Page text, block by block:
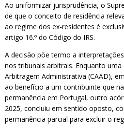
Ao uniformizar jurisprudência, o
de que o conceito de residência
ao regime dos ex-residentes é
artigo 16.º do Código do IRS.
A decisão põe termo a
nos tribunais arbitrais. Enquanto
Arbitragem Administrativa (CAAD),
ao benefício a um contribuinte que
permanência em Portugal, outro
2025, concluiu em sentido oposto,
permanência parcial para excluir o